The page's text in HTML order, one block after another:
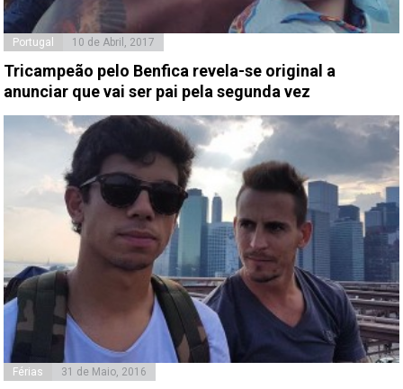
Portugal 10 de Abril, 2017
Tricampeão pelo Benfica revela-se original a
anunciar que vai ser pai pela segunda vez
Férias 31 de Maio, 2016